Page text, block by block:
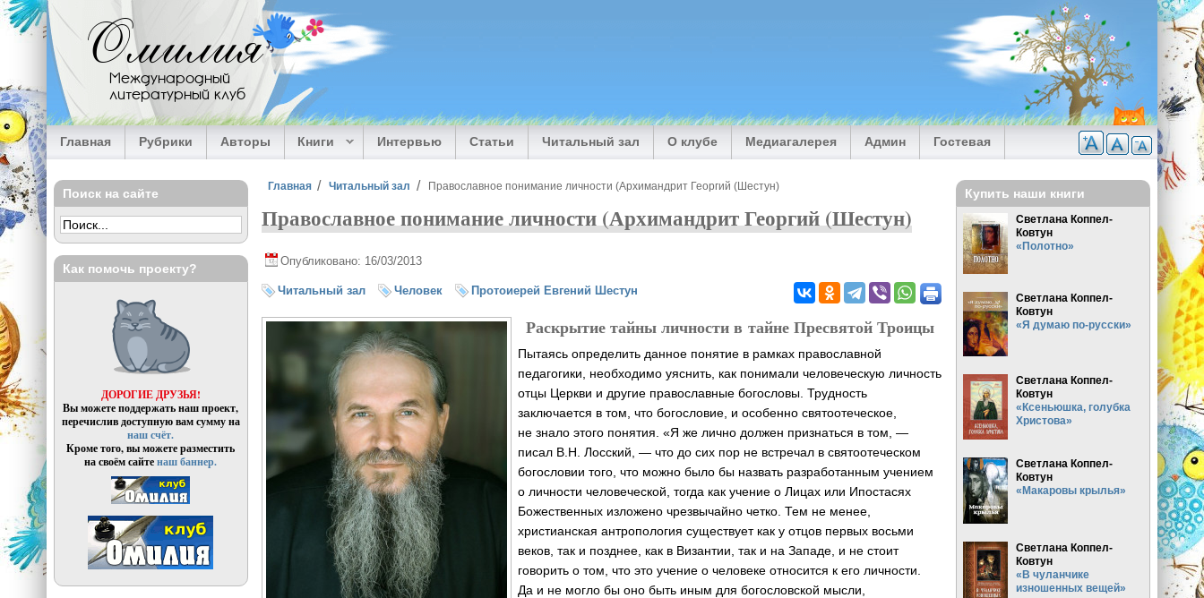
Перейти к основному содержанию
Омилия
Международный
литературный клуб
Главная Рубрики Авторы Книги Интервью Статьи Читальный зал О клубе Медиагалерея Админ Гостевая
Вы здесь
Главная Читальный зал Православное понимание личности (Архимандрит Георгий (Шестун)
Православное понимание личности (Архимандрит Георгий (Шестун)
Опубликовано: 16/03/2013
Читальный зал Человек Протоиерей Евгений Шестун
Раскрытие тайны личности в тайне Пресвятой Троицы
Пытаясь определить данное понятие в рамках православной
педагогики, необходимо уяснить, как понимали человеческую личность
отцы Церкви и другие православные богословы. Трудность
заключается в том, что богословие, и особенно святоотеческое,
не знало этого понятия. «Я же лично должен признаться в том, —
писал В.Н. Лосский, — что до сих пор не встречал в святоотеческом
богословии того, что можно было бы назвать разработанным учением
о личности человеческой, тогда как учение о Лицах или Ипостасях
Божественных изложено чрезвычайно четко. Тем не менее,
христианская антропология существует как у отцов первых восьми
веков, так и позднее, как в Византии, так и на Западе, и не стоит
говорить о том, что это учение о человеке относится к его личности.
Да и не могло бы оно быть иным для богословской мысли,
Поиск на сайте
Как помочь проекту?
ДОРОГИЕ ДРУЗЬЯ!
Вы можете поддержать наш проект,
перечислив доступную вам сумму на
наш счёт.
Кроме того, вы можете разместить
на своём сайтенаш баннер.
Купить наши книги
Светлана Коппел-
Ковтун
«Полотно»
Светлана Коппел-
Ковтун
«Я думаю по-русски»
Светлана Коппел-
Ковтун
«Ксеньюшка, голубка
Христова»
Светлана Коппел-
Ковтун
«Макаровы крылья»
Светлана Коппел-
Ковтун
«В чуланчике
изношенных вещей»